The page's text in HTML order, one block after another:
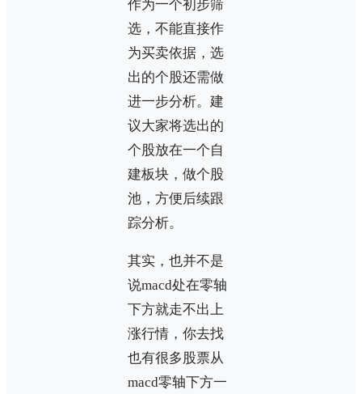
作为一个初步筛
选，不能直接作
为买卖依据，选
出的个股还需做
进一步分析。建
议大家将选出的
个股放在一个自
建板块，做个股
池，方便后续跟
踪分析。
其实，也并不是
说macd处在零轴
下方就走不出上
涨行情，你去找
也有很多股票从
macd零轴下方一